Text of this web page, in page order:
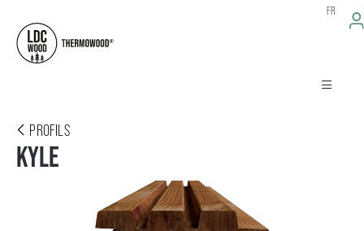
FR
PROFILS
KYLE